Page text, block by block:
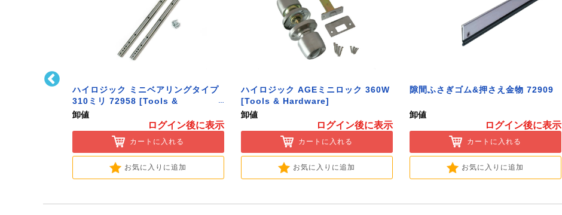
ハイロジック ミニベアリングタイプ
310ミリ 72958 [Tools &
Hardware]
卸値
ログイン後に表示
カートに入れる
お気に入りに追加
ハイロジック AGEミニロック 360W
[Tools & Hardware]
卸値
ログイン後に表示
カートに入れる
お気に入りに追加
隙間ふさぎゴム&押さえ金物 72909
卸値
ログイン後に表示
カートに入れる
お気に入りに追加